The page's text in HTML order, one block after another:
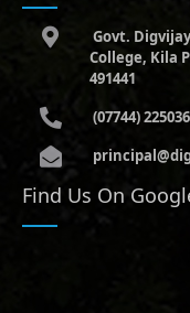
Govt.
College, Kila
491441
(07744) 225036
Find Us On